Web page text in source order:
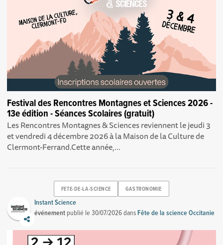
Festival des Rencontres Montagnes et Sciences 2026 -
13e édition - Séances Scolaires (gratuit)
Les Rencontres Montagnes & Sciences reviennent le jeudi 3
et vendredi 4 décembre 2026 à la Maison de la Culture de
Clermont-Ferrand.Cette année,...
FETE-DE-LA-SCIENCE GASTRONOMIE
Instant Science
événement publié le30/07/2026dans Fête de la science Occitanie